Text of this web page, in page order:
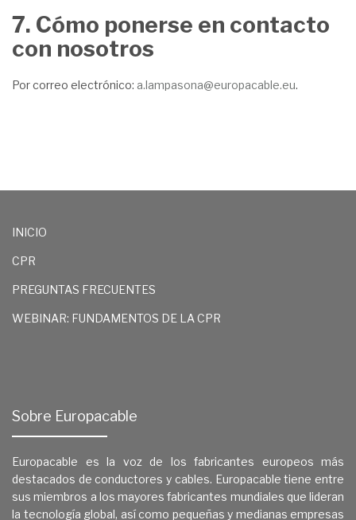
7. Cómo ponerse en contacto
con nosotros
Por correo electrónico: a.lampasona@europacable.eu.
INICIO
CPR
PREGUNTAS FRECUENTES
WEBINAR: FUNDAMENTOS DE LA CPR
Sobre Europacable
Europacable es la voz de los fabricantes europeos más
destacados de conductores y cables. Europacable tiene entre
sus miembros a los mayores fabricantes mundiales que lideran
la tecnología global, así como pequeñas y medianas empresas